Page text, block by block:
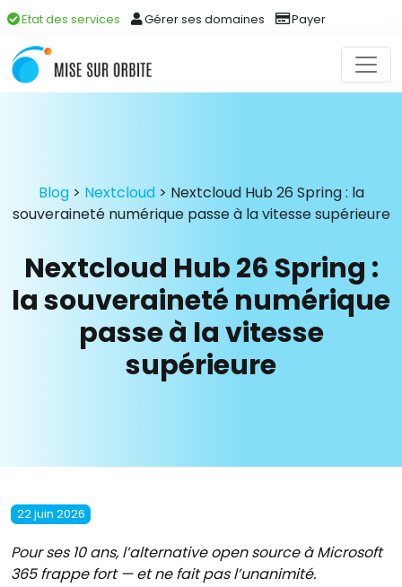
Etat des services Gérer ses domaines Payer
Blog> Nextcloud> Nextcloud Hub 26 Spring : la
souveraineté numérique passe à la vitesse supérieure
Nextcloud Hub 26 Spring :
la souveraineté numérique
passe à la vitesse
supérieure
22 juin 2026
Pour ses 10 ans, l’alternative open source à Microsoft
365 frappe fort — et ne fait pas l’unanimité.